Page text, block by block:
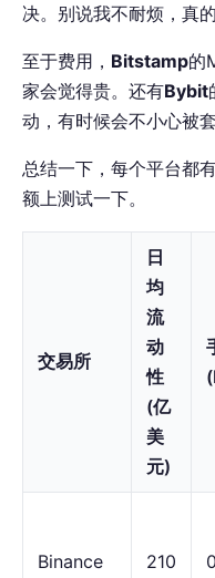
决。别说我不耐烦，真
至于费用， Bitstamp的
家会觉得贵。还有Bybit
动，有时候会不小心被套
总结一下，每个平台都
额上测试一下。
交易所
日
均
流
动
性
(亿
美
元)
Binance 210